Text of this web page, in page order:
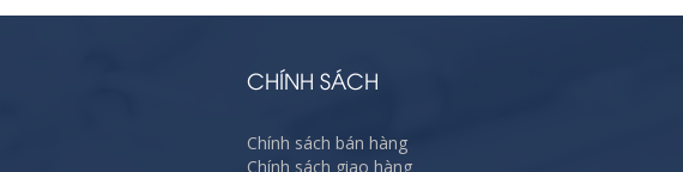
CHÍNH SÁCH
Chính sách bán hàng
Chính sách giao hàng